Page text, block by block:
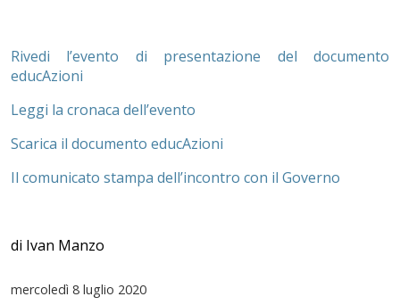
Rivedi l’evento di presentazione del documento
educAzioni
Leggi la cronaca dell’evento
Scarica il documento educAzioni
Il comunicato stampa dell’incontro con il Governo
di Ivan Manzo
mercoledì 8 luglio 2020